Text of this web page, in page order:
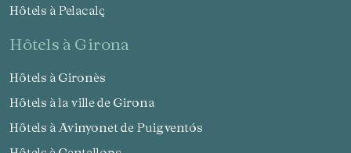
Hôtels à Pelacalç
hôtels à Girona
Hôtels à Gironès
Hôtels à la ville de Girona
Hôtels à Avinyonet de Puigventós